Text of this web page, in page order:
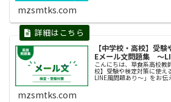
mzsmtks.com
【中学校・高校】受
Eメール文問題集 〜
こんにちは、草食系高校教
校】受験や検定対策に使
LINE風問題あり〜」をお
る中高生にとって、Eメー
mzsmtks.com